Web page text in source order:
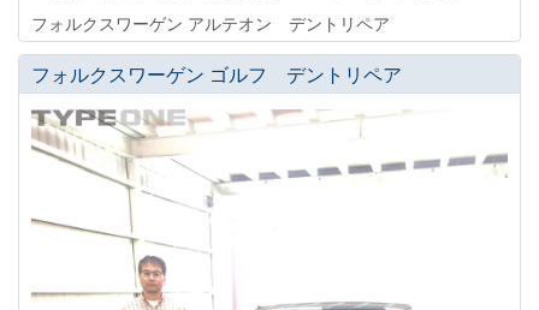
フォルクスワーゲン アルテオン デントリペア
フォルクスワーゲン ゴルフ デントリペア